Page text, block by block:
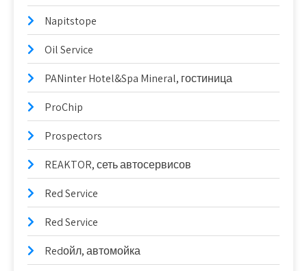
Napitstope
Oil Service
PANinter Hotel&Spa Mineral, гостиница
ProChip
Prospectors
REAKTOR, сеть автосервисов
Red Service
Red Service
Redойл, автомойка